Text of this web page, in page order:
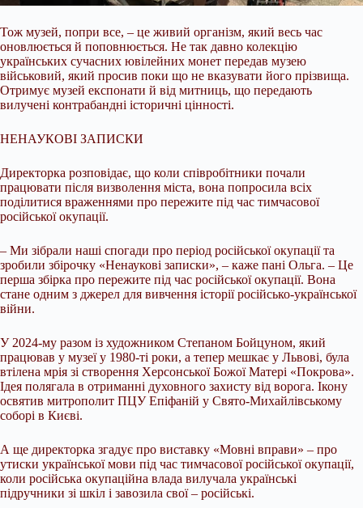
Тож музей, попри все, – це живий організм, який весь час
оновлюється й поповнюється. Не так давно колекцію
українських сучасних ювілейних монет передав музею
військовий, який просив поки що не вказувати його прізвища.
Отримує музей експонати й від митниць, що передають
вилучені контрабандні історичні цінності.
НЕНАУКОВІ ЗАПИСКИ
Директорка розповідає, що коли співробітники почали
працювати після визволення міста, вона попросила всіх
поділитися враженнями про пережите під час тимчасової
російської окупації.
– Ми зібрали наші спогади про період російської окупації та
зробили збірочку «Ненаукові записки», – каже пані Ольга. – Це
перша збірка про пережите під час російської окупації. Вона
стане одним з джерел для вивчення історії російсько-української
війни.
У 2024-му разом із художником Степаном Бойцуном, який
працював у музеї у 1980-ті роки, а тепер мешкає у Львові, була
втілена мрія зі створення Херсонської Божої Матері «Покрова».
Ідея полягала в отриманні духовного захисту від ворога. Ікону
освятив митрополит ПЦУ Епіфаній у Свято-Михайлівському
соборі в Києві.
А ще директорка згадує про виставку «Мовні вправи» – про
утиски української мови під час тимчасової російської окупації,
коли російська окупаційна влада вилучала українські
підручники зі шкіл і завозила свої – російські.